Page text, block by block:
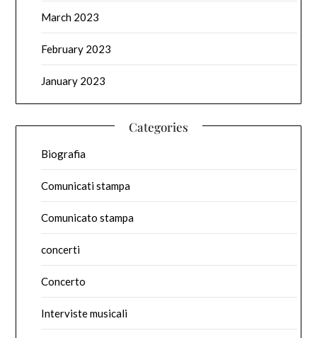
March 2023
February 2023
January 2023
Categories
Biografia
Comunicati stampa
Comunicato stampa
concerti
Concerto
Interviste musicali